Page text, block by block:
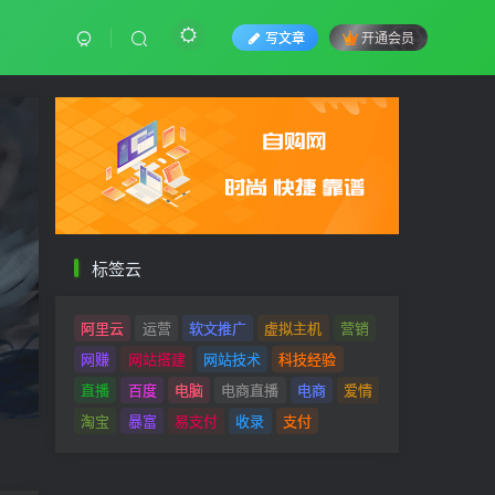
写文章 开通会员
标签云
阿里云 运营 软文推广 虚拟主机
营销
网赚
网站搭建 网站技术
科技经验
直播
百度 电脑 电商直播 电商
爱情
淘宝
暴富 易支付 收录 支付